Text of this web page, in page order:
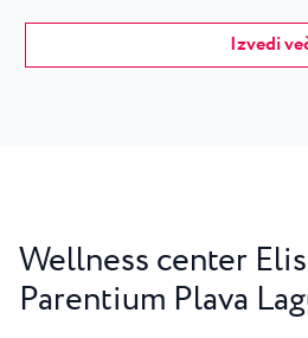
Izvedi
Wellness center
Parentium Plava